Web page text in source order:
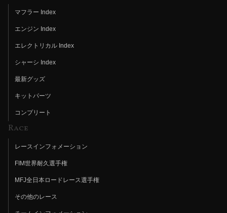
マフラー Index
エンジン Index
エレクトリカル Index
シャーシ Index
最新グッズ
キットパーツ
コンプリート
Race
レースインフォメーション
FIM世界耐久選手権
MFJ全日本ロードレース選手権
その他のレース